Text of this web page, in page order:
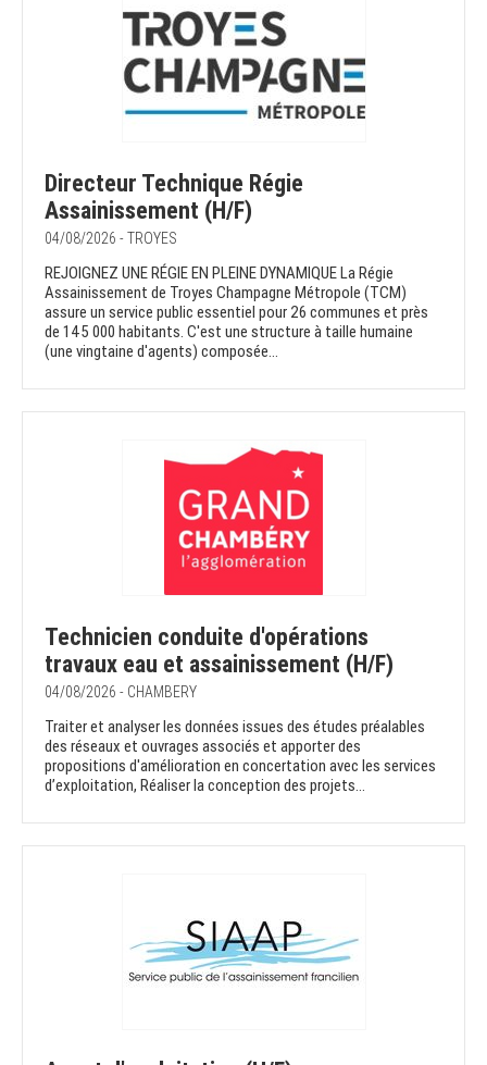
Directeur Technique Régie
Assainissement (H/F)
04/08/2026 - TROYES
REJOIGNEZ UNE RÉGIE EN PLEINE DYNAMIQUE La Régie
Assainissement de Troyes Champagne Métropole (TCM)
assure un service public essentiel pour 26 communes et près
de 145 000 habitants. C'est une structure à taille humaine
(une vingtaine d'agents) composée...
Technicien conduite d'opérations
travaux eau et assainissement (H/F)
04/08/2026 - CHAMBERY
Traiter et analyser les données issues des études préalables
des réseaux et ouvrages associés et apporter des
propositions d'amélioration en concertation avec les services
d’exploitation, Réaliser la conception des projets...